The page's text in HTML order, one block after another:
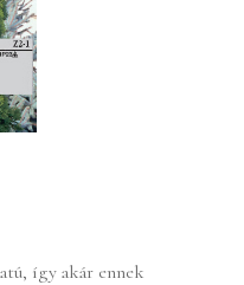
így akár ennek